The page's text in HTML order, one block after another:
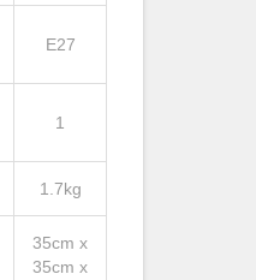
Ε27
1
1.7kg
35cm x
35cm x